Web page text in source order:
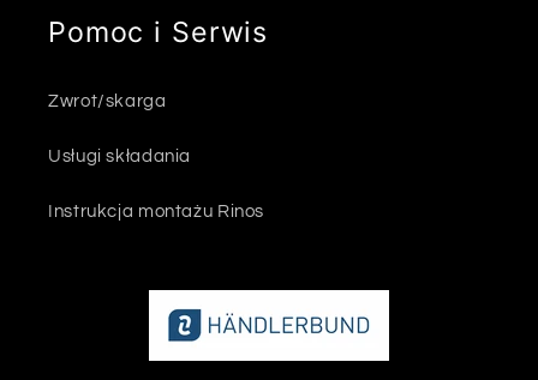
Pomoc i Serwis
Zwrot/skarga
Usługi składania
Instrukcja montażu Rinos